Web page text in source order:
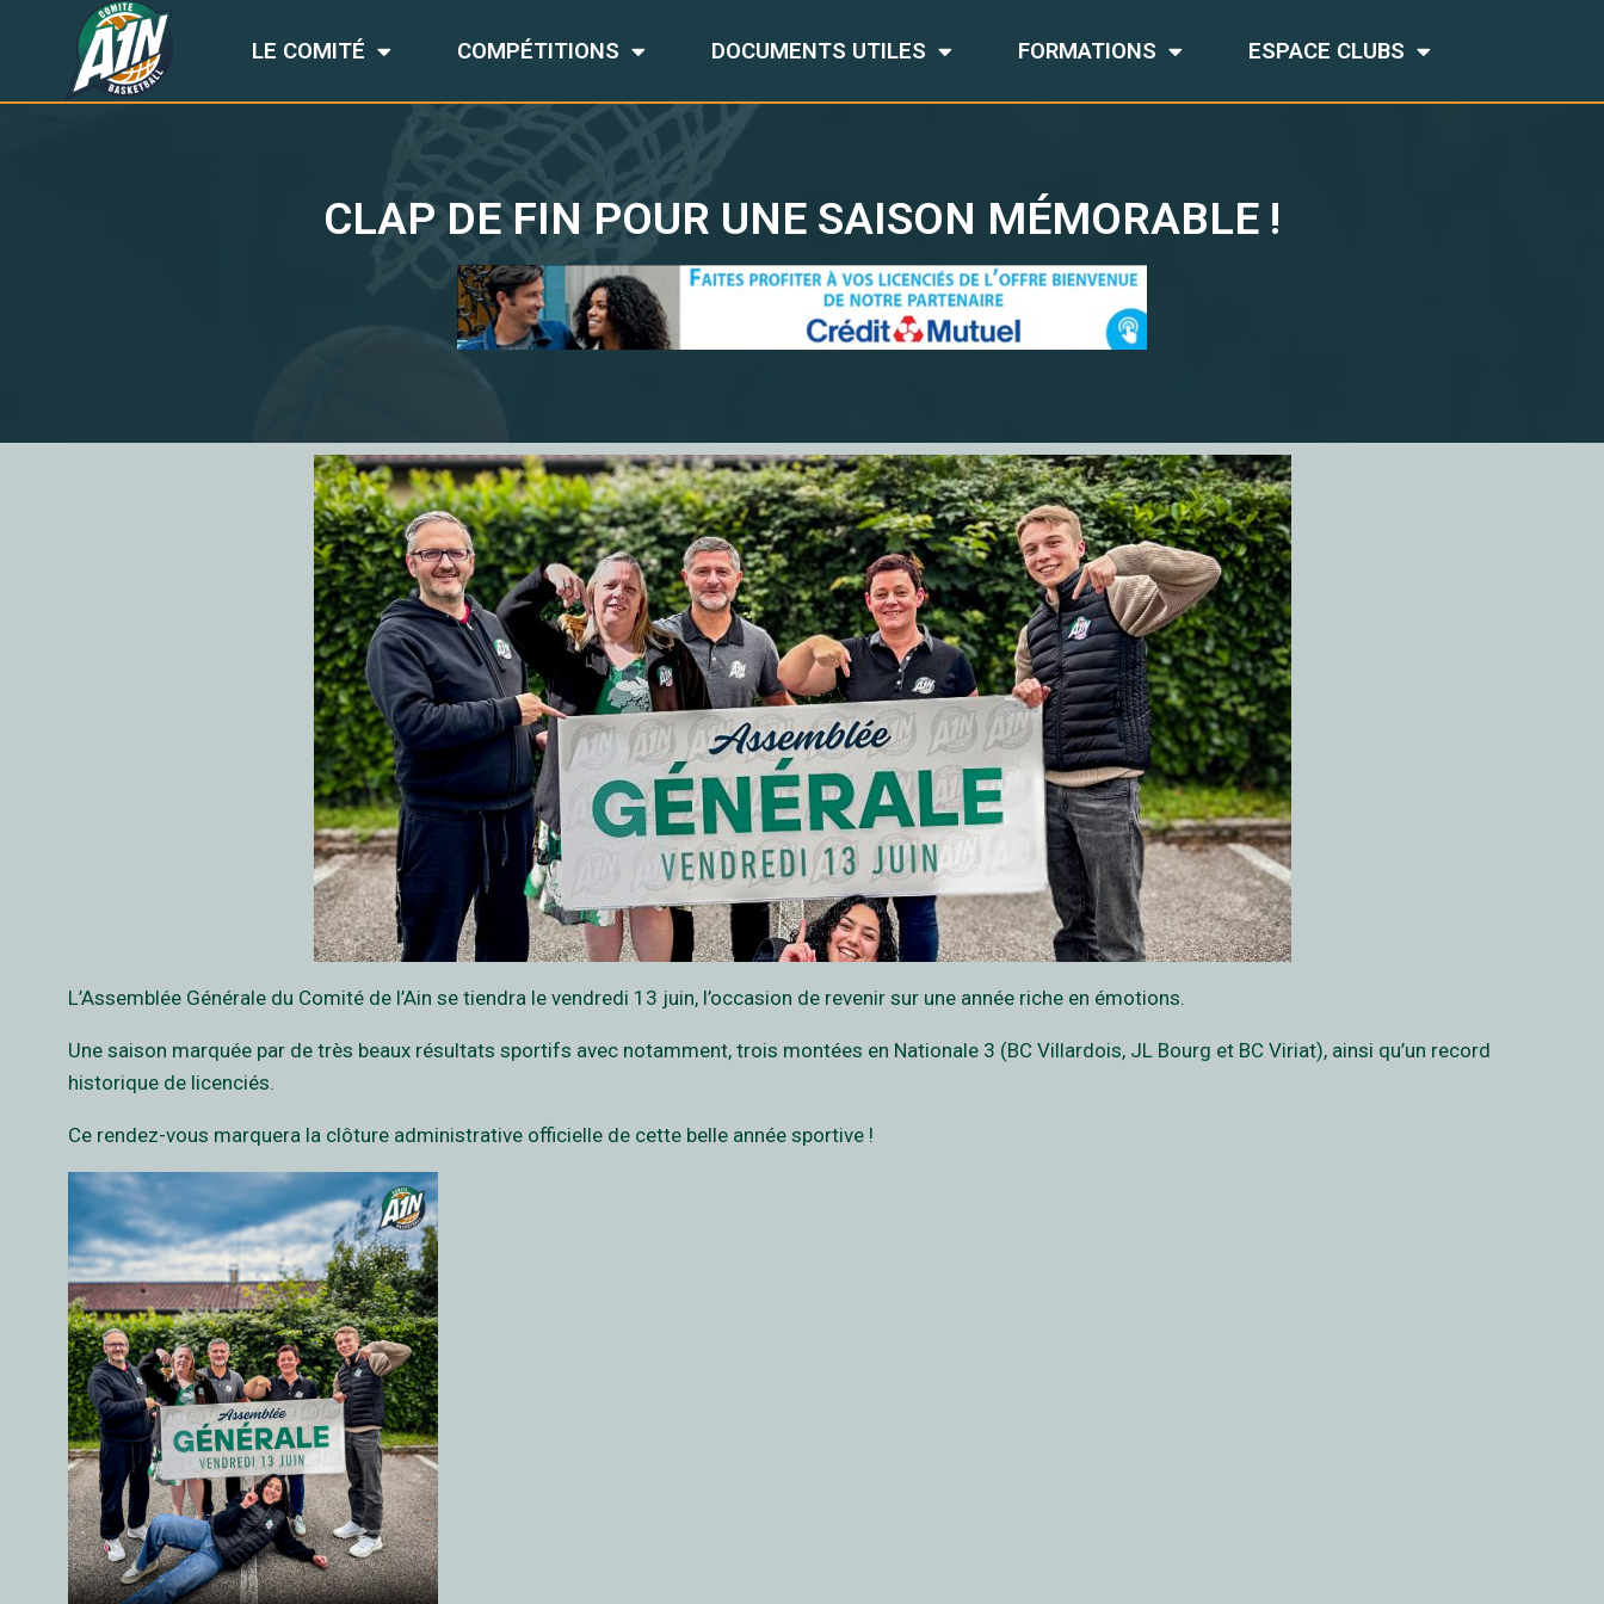
LE COMITÉ COMPÉTITIONS DOCUMENTS UTILES FORMATIONS ESPACE CLUBS
CLAP DE FIN POUR UNE SAISON MÉMORABLE !
L’Assemblée Générale du Comité de l’Ain se tiendra le vendredi 13 juin, l’occasion de revenir sur une année riche en émotions.
Une saison marquée par de très beaux résultats sportifs avec notamment, trois montées en Nationale 3 (BC Villardois, JL Bourg et BC Viriat), ainsi qu’un record
historique de licenciés.
Ce rendez-vous marquera la clôture administrative officielle de cette belle année sportive !